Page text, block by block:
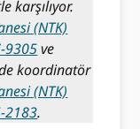
karşılıyor.
(NTK)
9305ve
koordinatör
(NTK)
2183.